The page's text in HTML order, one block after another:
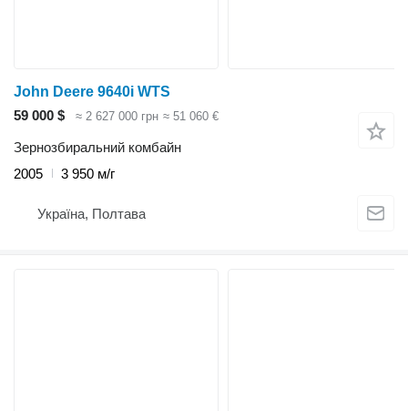
John Deere 9640i WTS
59 000 $
≈ 2 627 000 грн ≈ 51 060 €
Зернозбиральний комбайн
2005
3 950 м/г
Україна, Полтава